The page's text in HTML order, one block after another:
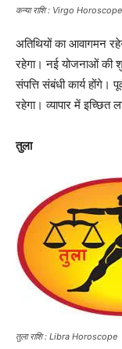
कन्या राशि : Virgo Horoscope
अतिथियों का आवागमन
रहेगा। नई योजनाओं की
संपत्ति संबंधी कार्य होंगे।
रहेगा। व्यापार में इच्छित
तुला
तुला राशि : Libra Horoscope